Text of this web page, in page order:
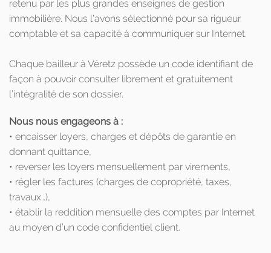
retenu par les plus grandes enseignes de gestion
immobilière. Nous l'avons sélectionné pour sa rigueur
comptable et sa capacité à communiquer sur Internet.
Chaque bailleur à Véretz possède un code identifiant de
façon à pouvoir consulter librement et gratuitement
l’intégralité de son dossier.
Nous nous engageons à :
• encaisser loyers, charges et dépôts de garantie en
donnant quittance,
• reverser les loyers mensuellement par virements,
• régler les factures (charges de copropriété, taxes,
travaux…),
• établir la reddition mensuelle des comptes par Internet
au moyen d’un code confidentiel client.